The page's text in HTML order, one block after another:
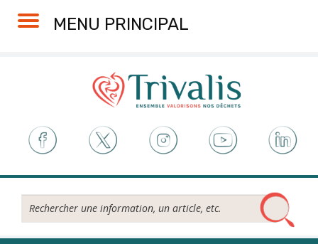
MENU PRINCIPAL
Rechercher...